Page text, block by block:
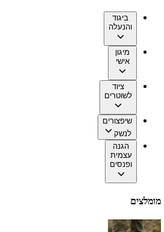
ביגוד
והנעלה
מיגון
אישי
ציוד
לשוטרים
שיפצורים
לנשק
הגנה
עצמית
ופנסים
מומלצים